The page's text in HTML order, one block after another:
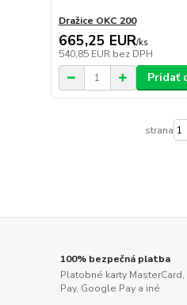
Dražice OKC 200
665,25 EUR/ks
540,85 EUR bez DPH
Pridať
strana
100% bezpečná platba
Platobné karty
Pay, Google Pay a iné